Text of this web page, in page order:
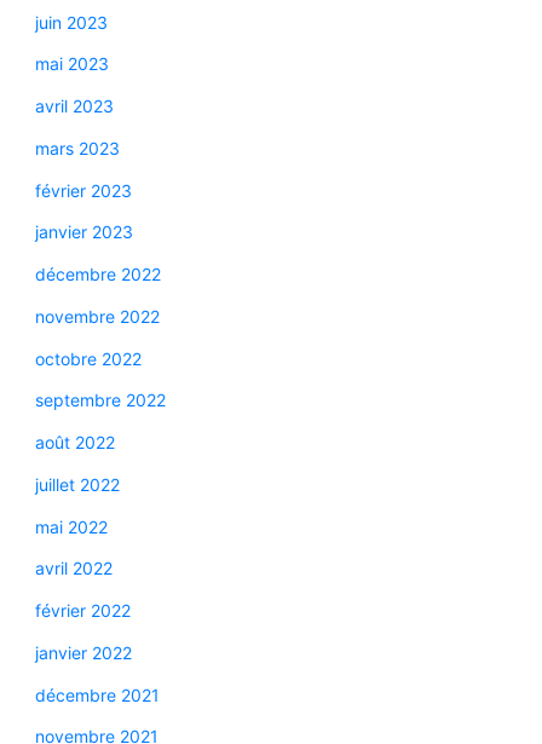
juin 2023
mai 2023
avril 2023
mars 2023
février 2023
janvier 2023
décembre 2022
novembre 2022
octobre 2022
septembre 2022
août 2022
juillet 2022
mai 2022
avril 2022
février 2022
janvier 2022
décembre 2021
novembre 2021